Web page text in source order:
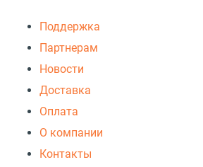
Поддержка
Партнерам
Новости
Доставка
Оплата
О компании
Контакты